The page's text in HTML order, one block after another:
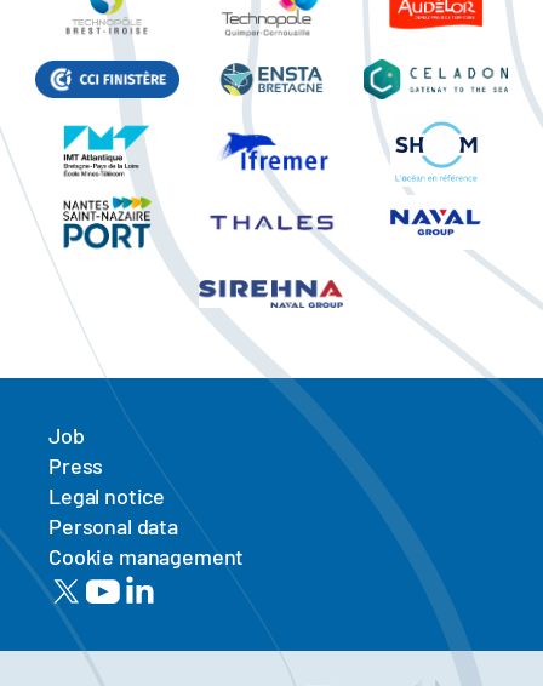
Job
Press
Legal notice
Personal data
Cookie management